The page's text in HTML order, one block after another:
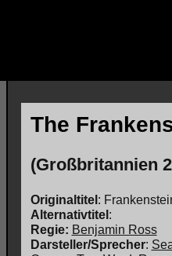
The
(Großbritannien
Originaltitel :
Alternativtitel :
Regie: Benjamin Ross
Darsteller/Sprecher: